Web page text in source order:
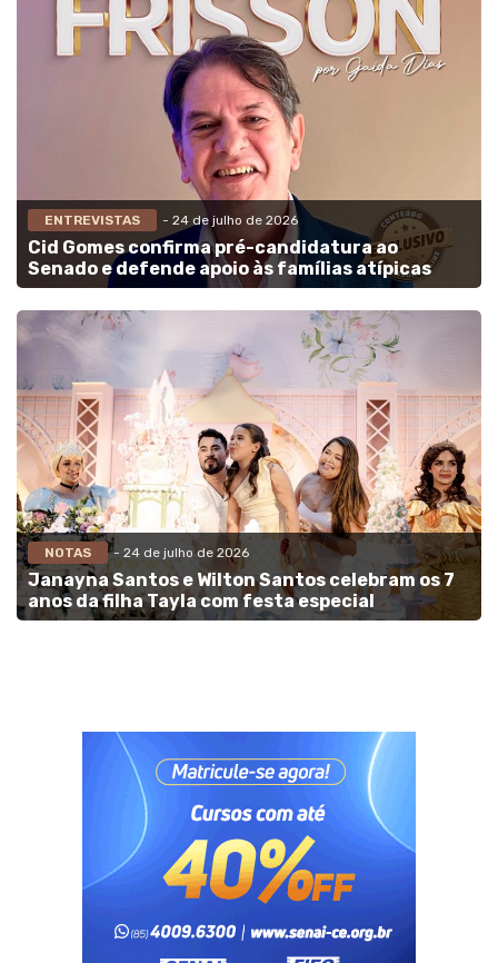
ENTREVISTAS - 24 de julho de 2026
Cid Gomes confirma pré-candidatura ao
Senado e defende apoio às famílias atípicas
NOTAS - 24 de julho de 2026
Janayna Santos e Wilton Santos celebram os 7
anos da filha Tayla com festa especial